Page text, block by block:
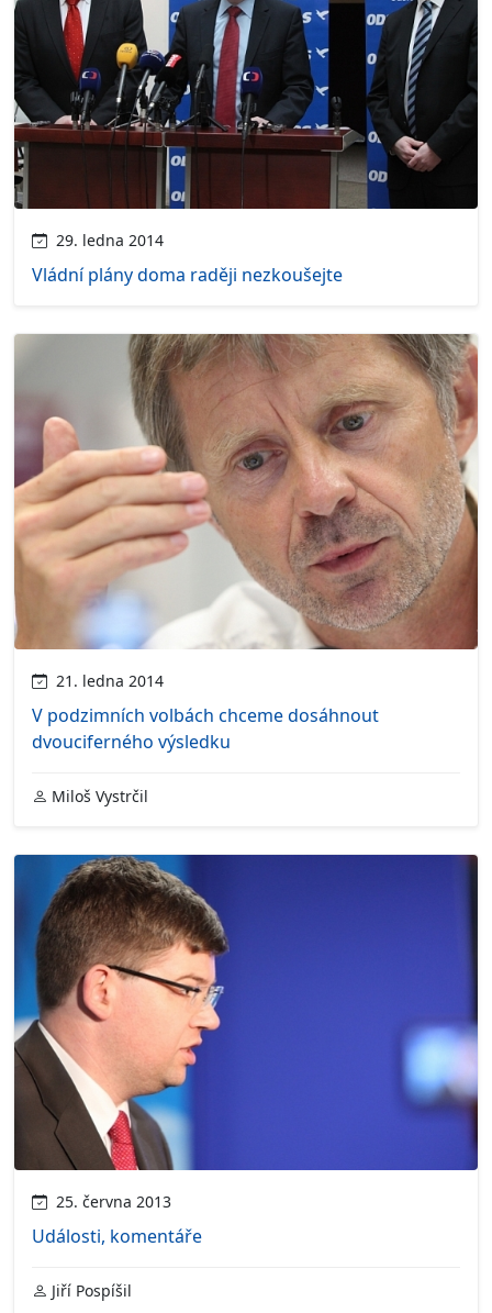
29. ledna 2014
Vládní plány doma raději nezkoušejte
21. ledna 2014
V podzimních volbách chceme dosáhnout
dvouciferného výsledku
Miloš Vystrčil
25. června 2013
Události, komentáře
Jiří Pospíšil